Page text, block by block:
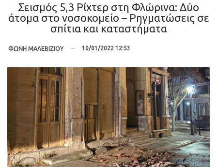
Σεισμός 5,3 Ρίχτερ στη Φλώρινα: Δύο
άτομα στο νοσοκομείο – Ρηγματώσεις σε
σπίτια και καταστήματα
ΦΩΝΗ ΜΑΛΕΒΙΖΙΟΥ 10/01/2022 12:53